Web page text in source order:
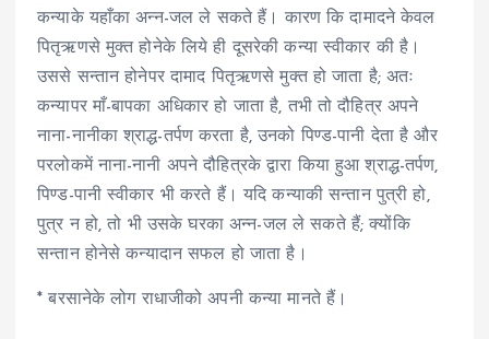
कन्याके यहाँका अन्न-जल ले सकते हैं। कारण कि दामादने केवल
पितृऋणसे मुक्त होनेके लिये ही दूसरेकी कन्या स्वीकार की है।
उससे सन्तान होनेपर दामाद पितृऋणसे मुक्त हो जाता है; अतः
कन्यापर माँ-बापका अधिकार हो जाता है, तभी तो दौहित्र अपने
नाना-नानीका श्राद्ध-तर्पण करता है, उनको पिण्ड-पानी देता है और
परलोकमें नाना-नानी अपने दौहित्रके द्वारा किया हुआ श्राद्ध-तर्पण,
पिण्ड-पानी स्वीकार भी करते हैं। यदि कन्याकी सन्तान पुत्री हो,
पुत्र न हो, तो भी उसके घरका अन्न-जल ले सकते हैं; क्योंकि
सन्तान होनेसे कन्यादान सफल हो जाता है।
* बरसानेके लोग राधाजीको अपनी कन्या मानते हैं।